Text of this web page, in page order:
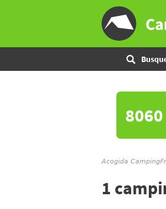
8060
Acogida
1